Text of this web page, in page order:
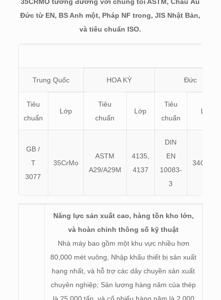
Đức từ EN, BS Anh một, Pháp NF trong, JIS Nhật Bản,
và tiêu chuẩn ISO.
Trung Quốc HOA KỲ Đức
Tiêu
chuẩn
Lớp
Tiêu
chuẩn
Lớp
Tiêu
chuẩn
Lớp
GB /
T
3077
35CrMo
ASTM
A29/A29M
4135,
4137
DIN
EN
10083-
3
34CrMo4
Năng lực sản xuất cao, hàng tồn kho lớn,
và hoàn chỉnh thông số kỹ thuật
Nhà máy bao gồm một khu vực nhiều hơn
80,000 mét vuông, Nhập khẩu thiết bị sản xuất
hạng nhất, và hỗ trợ các dây chuyền sản xuất
chuyên nghiệp; Sản lượng hàng năm của thép
là 25,000 tấn, và cổ phiếu hàng năm là 2,000